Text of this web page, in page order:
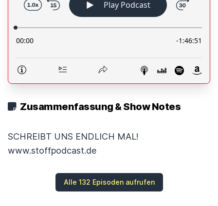
Zusammenfassung & Show Notes
SCHREIBT UNS ENDLICH MAL!
www.stoffpodcast.de
Alle 132 Episoden aufrufen